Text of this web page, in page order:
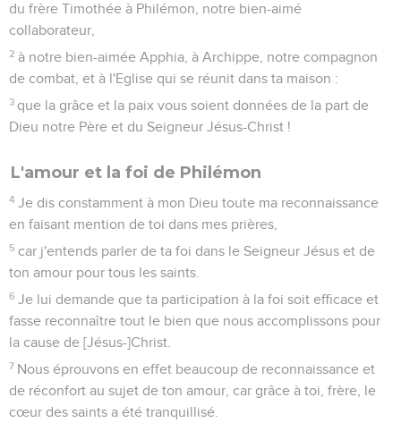
du frère Timothée à Philémon, notre bien-aimé
collaborateur,
2 à notre bien-aimée Apphia, à Archippe, notre compagnon
de combat, et à l'Eglise qui se réunit dans ta maison :
3 que la grâce et la paix vous soient données de la part de
Dieu notre Père et du Seigneur Jésus-Christ !
L'amour et la foi de Philémon
4 Je dis constamment à mon Dieu toute ma reconnaissance
en faisant mention de toi dans mes prières,
5 car j'entends parler de ta foi dans le Seigneur Jésus et de
ton amour pour tous les saints.
6 Je lui demande que ta participation à la foi soit efficace et
fasse reconnaître tout le bien que nous accomplissons pour
la cause de [Jésus-]Christ.
7 Nous éprouvons en effet beaucoup de reconnaissance et
de réconfort au sujet de ton amour, car grâce à toi, frère, le
cœur des saints a été tranquillisé.